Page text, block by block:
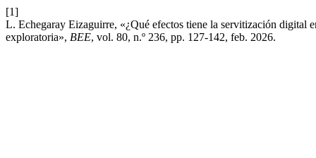
[1]
L. Echegaray Eizaguirre, «¿Qué efectos tiene la servitización
exploratoria», BEE, vol. 80, n.º 236, pp. 127-142, feb. 2026.